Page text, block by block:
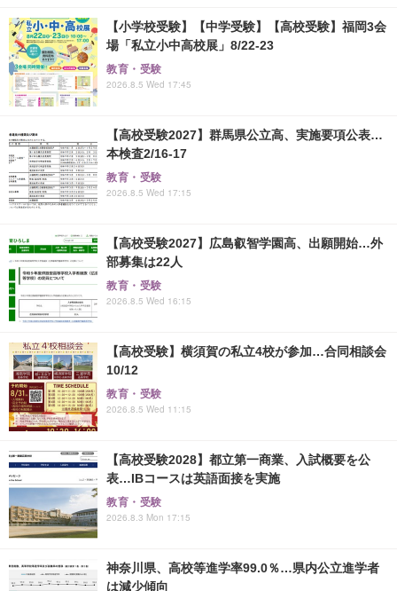
【小学校受験】【中学受験】【高校受験】福岡3会
場「私立小中高校展」8/22-23
教育・受験
2026.8.5 Wed 17:45
【高校受験2027】群馬県公立高、実施要項公表…
本検査2/16-17
教育・受験
2026.8.5 Wed 17:15
【高校受験2027】広島叡智学園高、出願開始…外
部募集は22人
教育・受験
2026.8.5 Wed 16:15
【高校受験】横須賀の私立4校が参加…合同相談会
10/12
教育・受験
2026.8.5 Wed 11:15
【高校受験2028】都立第一商業、入試概要を公
表…IBコースは英語面接を実施
教育・受験
2026.8.3 Mon 17:15
神奈川県、高校等進学率99.0％…県内公立進学者
は減少傾向